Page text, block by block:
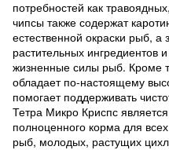
потребностей как
чипсы также содержат
естественной окраски рыб,
растительных ингредиентов
жизненные силы рыб. Кроме
обладает по-настоящему
помогает поддерживать
Тетра Микро Криспс
полноценного корма для
рыб, молодых, растущих